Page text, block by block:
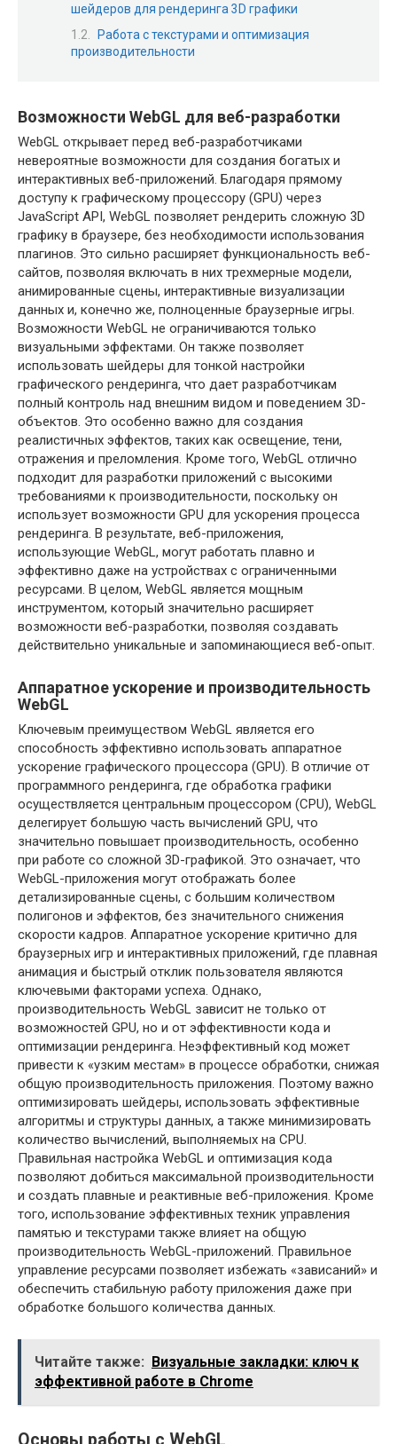
шейдеров для рендеринга 3D графики
Работа с текстурами и оптимизация
производительности
Возможности WebGL для веб-разработки
WebGL открывает перед веб-разработчиками
невероятные возможности для создания богатых и
интерактивных веб-приложений. Благодаря прямому
доступу к графическому процессору (GPU) через
JavaScript API, WebGL позволяет рендерить сложную 3D
графику в браузере, без необходимости использования
плагинов. Это сильно расширяет функциональность веб-
сайтов, позволяя включать в них трехмерные модели,
анимированные сцены, интерактивные визуализации
данных и, конечно же, полноценные браузерные игры.
Возможности WebGL не ограничиваются только
визуальными эффектами. Он также позволяет
использовать шейдеры для тонкой настройки
графического рендеринга, что дает разработчикам
полный контроль над внешним видом и поведением 3D-
объектов. Это особенно важно для создания
реалистичных эффектов, таких как освещение, тени,
отражения и преломления. Кроме того, WebGL отлично
подходит для разработки приложений с высокими
требованиями к производительности, поскольку он
использует возможности GPU для ускорения процесса
рендеринга. В результате, веб-приложения,
использующие WebGL, могут работать плавно и
эффективно даже на устройствах с ограниченными
ресурсами. В целом, WebGL является мощным
инструментом, который значительно расширяет
возможности веб-разработки, позволяя создавать
действительно уникальные и запоминающиеся веб-опыт.
Аппаратное ускорение и производительность
WebGL
Ключевым преимуществом WebGL является его
способность эффективно использовать аппаратное
ускорение графического процессора (GPU). В отличие от
программного рендеринга, где обработка графики
осуществляется центральным процессором (CPU), WebGL
делегирует большую часть вычислений GPU, что
значительно повышает производительность, особенно
при работе со сложной 3D-графикой. Это означает, что
WebGL-приложения могут отображать более
детализированные сцены, с большим количеством
полигонов и эффектов, без значительного снижения
скорости кадров. Аппаратное ускорение критично для
браузерных игр и интерактивных приложений, где плавная
анимация и быстрый отклик пользователя являются
ключевыми факторами успеха. Однако,
производительность WebGL зависит не только от
возможностей GPU, но и от эффективности кода и
оптимизации рендеринга. Неэффективный код может
привести к «узким местам» в процессе обработки, снижая
общую производительность приложения. Поэтому важно
оптимизировать шейдеры, использовать эффективные
алгоритмы и структуры данных, а также минимизировать
количество вычислений, выполняемых на CPU.
Правильная настройка WebGL и оптимизация кода
позволяют добиться максимальной производительности
и создать плавные и реактивные веб-приложения. Кроме
того, использование эффективных техник управления
памятью и текстурами также влияет на общую
производительность WebGL-приложений. Правильное
управление ресурсами позволяет избежать «зависаний» и
обеспечить стабильную работу приложения даже при
обработке большого количества данных.
Читайте также:
Визуальные закладки: ключ к
эффективной работе в Chrome